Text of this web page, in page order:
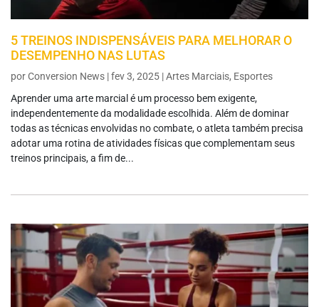
5 TREINOS INDISPENSÁVEIS PARA MELHORAR O
DESEMPENHO NAS LUTAS
porConversion News |fev 3, 2025 |Artes Marciais, Esportes
Aprender uma arte marcial é um processo bem exigente,
independentemente da modalidade escolhida. Além de dominar
todas as técnicas envolvidas no combate, o atleta também precisa
adotar uma rotina de atividades físicas que complementam seus
treinos principais, a fim de...